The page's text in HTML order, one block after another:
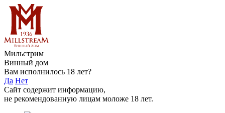
Мильстрим
Винный дом
Вам исполнилось 18 лет?
Да Нет
Сайт содержит информацию,
не рекомендованную лицам моложе 18 лет.